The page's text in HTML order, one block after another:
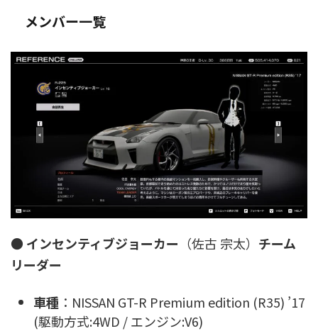
メンバー一覧
● インセンティブジョーカー （佐古 宗太） チーム
リーダー
車種 ：NISSAN GT-R Premium edition (R35) ’17
(駆動方式:4WD / エンジン:V6)